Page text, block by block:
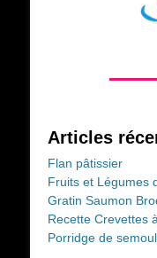
Articles
Flan pâtissier
Fruits et Légumes
Gratin Saumon
Recette Crevettes
Porridge de